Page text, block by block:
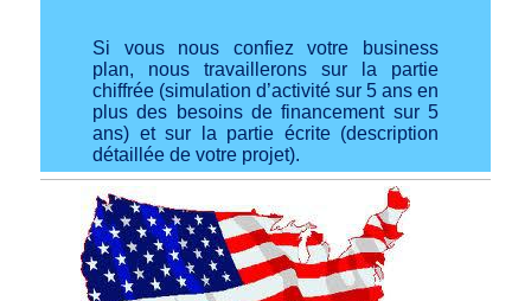
Si vous nous confiez votre business
plan, nous travaillerons sur la partie
chiffrée (simulation d’activité sur 5 ans en
plus des besoins de financement sur 5
ans) et sur la partie écrite (description
détaillée de votre projet).